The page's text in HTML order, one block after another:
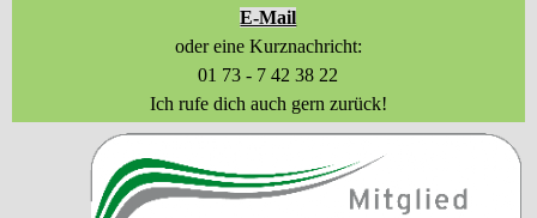
E-Mail
oder eine Kurznachricht:
01 73 - 7 42 38 22
Ich rufe dich auch gern zurück!